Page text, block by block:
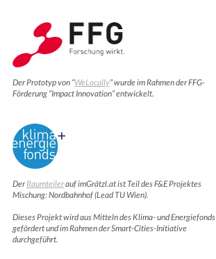
Online Shops
Der Prototyp von “WeLocally” wurde im Rahmen der FFG-
Förderung “Impact Innovation” entwickelt.
DerRaumteilerauf imGrätzl.at ist Teil des F&E Projektes
Mischung: Nordbahnhof (Lead TU Wien).
Dieses Projekt wird aus Mitteln des Klima- und Energiefonds
gefördert und im Rahmen der Smart-Cities-Initiative
durchgeführt.